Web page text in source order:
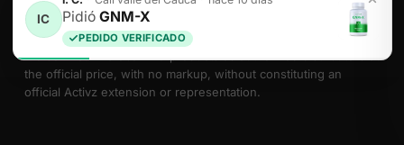
IC Pidió GNM-X
PEDIDO VERIFICADO
Envíos a Perú · México · EE. UU. · Colombia · Ecuador
We sell Activz Global LLC products as authorized distributors at
the official price, with no markup, without constituting an
official Activz extension or representation.